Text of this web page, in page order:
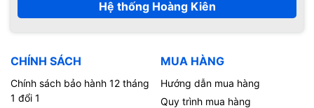
Hệ thống Hoàng Kiên
CHÍNH SÁCH
Chính sách bảo hành 12 tháng
1 đổi 1
MUA HÀNG
Hướng dẫn mua hàng
Quy trình mua hàng